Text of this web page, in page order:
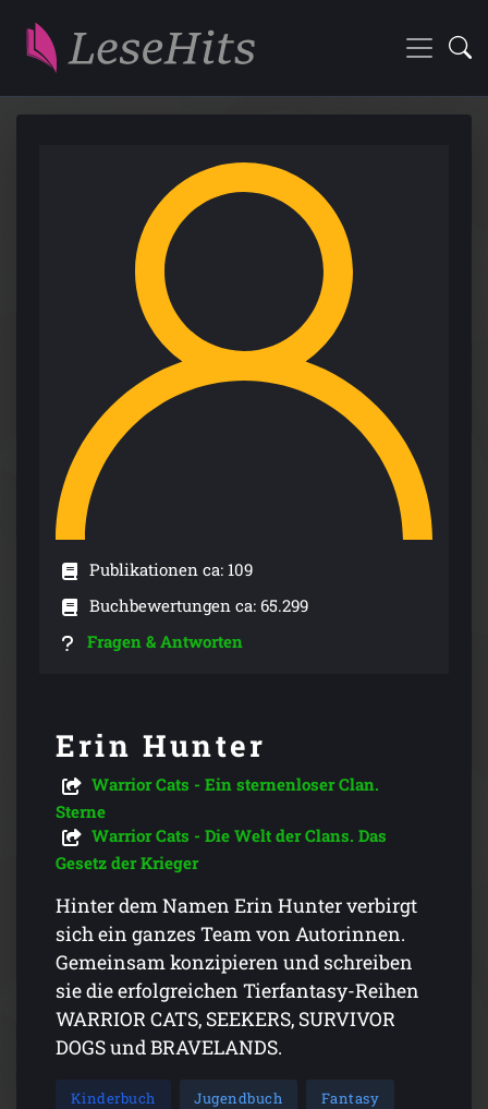
Publikationen ca: 109
Buchbewertungen ca: 65.299
Fragen & Antworten
Erin Hunter
Warrior Cats - Ein sternenloser Clan.
Sterne
Warrior Cats - Die Welt der Clans. Das
Gesetz der Krieger
Hinter dem Namen Erin Hunter verbirgt
sich ein ganzes Team von Autorinnen.
Gemeinsam konzipieren und schreiben
sie die erfolgreichen Tierfantasy-Reihen
WARRIOR CATS, SEEKERS, SURVIVOR
DOGS und BRAVELANDS.
Kinderbuch Jugendbuch Fantasy